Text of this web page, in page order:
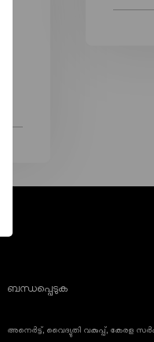
ബന്ധപ്പെടുക
അനെർട്ട്, വൈദ്യുതി വകുപ്പ്, കേരള